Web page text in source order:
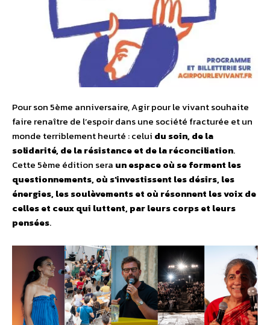
Pour son 5ème anniversaire, Agir pour le vivant souhaite
faire renaître de l’espoir dans une société fracturée et un
monde terriblement heurté : celui du soin, de la
solidarité, de la résistance et de la réconciliation.
Cette 5ème édition sera un espace où se forment les
questionnements, où s’investissent les désirs, les
énergies, les soulèvements et où résonnent les voix de
celles et ceux qui luttent, par leurs corps et leurs
pensées.